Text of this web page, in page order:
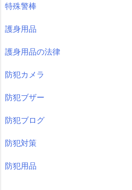
特殊警棒
護身用品
護身用品の法律
防犯カメラ
防犯ブザー
防犯ブログ
防犯対策
防犯用品